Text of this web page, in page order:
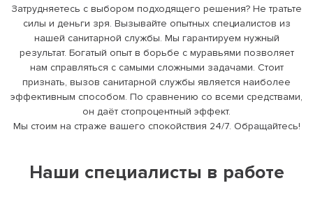
Затрудняетесь с выбором подходящего решения? Не тратьте
силы и деньги зря. Вызывайте опытных специалистов из
нашей санитарной службы. Мы гарантируем нужный
результат. Богатый опыт в борьбе с муравьями позволяет
нам справляться с самыми сложными задачами. Стоит
признать, вызов санитарной службы является наиболее
эффективным способом. По сравнению со всеми средствами,
он даёт стопроцентный эффект.
Мы стоим на страже вашего спокойствия 24/7. Обращайтесь!
Наши специалисты в работе